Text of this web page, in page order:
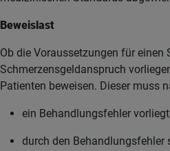
Beweislast
Ob die Voraussetzungen für einen
Schmerzensgeldanspruch
Patienten beweisen. Dieser muss
ein Behandlungsfehler
durch den Behandlungsfehler